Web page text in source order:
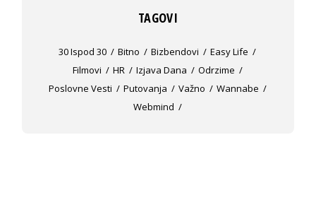
TAGOVI
30 Ispod 30 Bitno Bizbendovi
Easy Life
Filmovi
HR Izjava Dana
Odrzime
Poslovne Vesti
Putovanja Važno
Wannabe
Webmind